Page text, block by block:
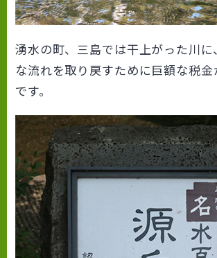
湧水の町、三島では干上がった川に
な流れを取り戻すために巨額な税金
です。